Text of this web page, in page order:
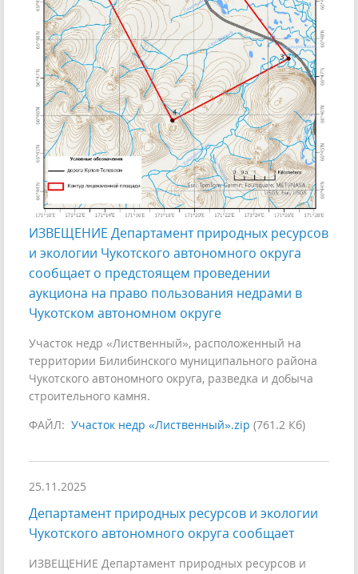
ИЗВЕЩЕНИЕ Департамент природных ресурсов
и экологии Чукотского автономного округа
сообщает о предстоящем проведении
аукциона на право пользования недрами в
Чукотском автономном округе
Участок недр «Лиственный», расположенный на
территории Билибинского муниципального района
Чукотского автономного округа, разведка и добыча
строительного камня.
ФАЙЛ: Участок недр «Лиственный».zip (761.2 Кб)
25.11.2025
Департамент природных ресурсов и экологии
Чукотского автономного округа сообщает
ИЗВЕЩЕНИЕ Департамент природных ресурсов и